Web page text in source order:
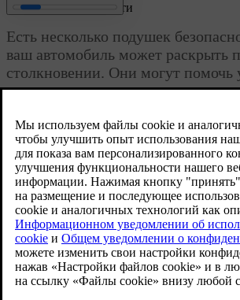
Обновленная версия 29.04.2025
Подушки безопасности
Есть несколько подушек
ваш автомобиль может раскрыть
столкновении. Они могут помочь
силу удара, испытываемую
На рисунке показаны места